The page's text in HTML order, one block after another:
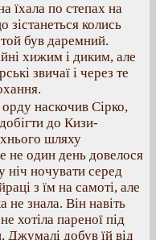
їхала по степах на
колись
був даремний.
хижим і диким, але
звичаї і через те
наскочив Сірко,
до Кизи-
шляху
один день довелося
ніч ночувати серед
з їм на самоті, але
не знала. Він навіть
хотіла пареної під
Джумалі добув їй від